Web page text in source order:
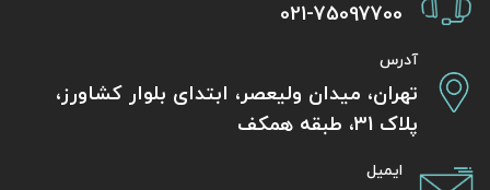
021-75097700
آدرس
تهران، میدان ولیعصر، ابتدای بلوار کشاورز،
پلاک 31، طبقه همکف
ایمیل